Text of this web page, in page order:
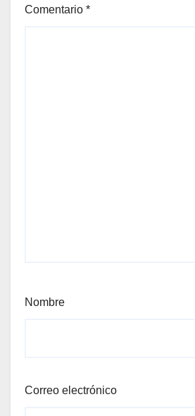
Comentario *
Nombre
Correo electrónico